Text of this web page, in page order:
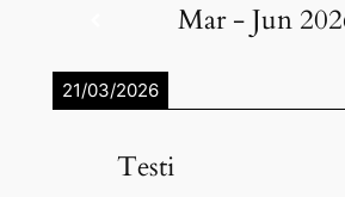
Mar - Jun
21/03/2026
Testi